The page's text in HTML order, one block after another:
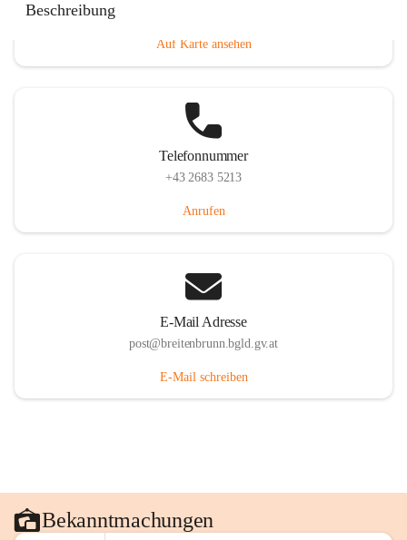
Beschreibung
Auf Karte ansehen
Telefonnummer
+43 2683 5213
Anrufen
E-Mail Adresse
post@breitenbrunn.bgld.gv.at
E-Mail schreiben
Bekanntmachungen